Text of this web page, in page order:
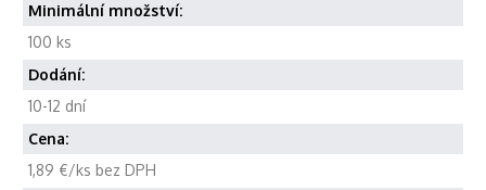
Minimální množství:
100 ks
Dodání:
10-12 dní
Cena:
1,89 €/ks bez DPH